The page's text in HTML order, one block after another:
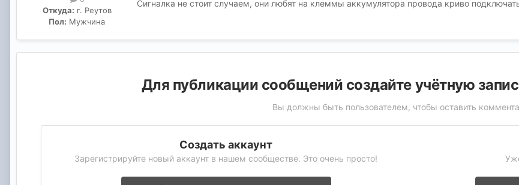
Откуда: г. Реутов
Пол: Мужчина
Сигналка не стоит случаем, они любят на клеммы аккумулятора провода криво
Для публикации сообщений создайте учётную
Вы должны быть пользователем, чтобы оставить
Создать аккаунт
Зарегистрируйте новый аккаунт в нашем сообществе. Это очень просто!